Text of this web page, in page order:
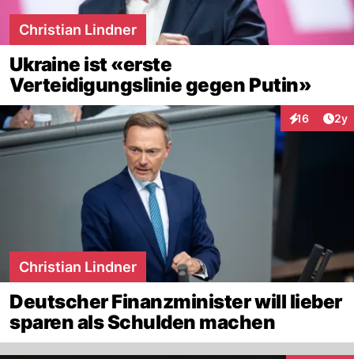
Christian Lindner
Ukraine ist «erste
Verteidigungslinie gegen Putin»
16 2y
Christian Lindner
Deutscher Finanzminister will lieber
sparen als Schulden machen